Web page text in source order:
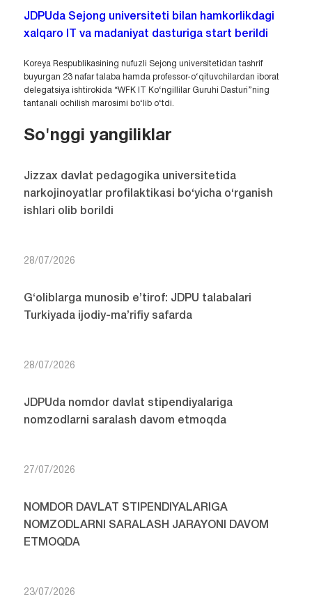
JDPUda Sejong universiteti bilan hamkorlikdagi
xalqaro IT va madaniyat dasturiga start berildi
Koreya Respublikasining nufuzli Sejong universitetidan tashrif
buyurgan 23 nafar talaba hamda professor-o‘qituvchilardan iborat
delegatsiya ishtirokida “WFK IT Ko‘ngillilar Guruhi Dasturi”ning
tantanali ochilish marosimi bo‘lib o‘tdi.
So'nggi yangiliklar
Jizzax davlat pedagogika universitetida
narkojinoyatlar profilaktikasi bo‘yicha o‘rganish
ishlari olib borildi
28/07/2026
G‘oliblarga munosib e’tirof: JDPU talabalari
Turkiyada ijodiy-ma’rifiy safarda
28/07/2026
JDPUda nomdor davlat stipendiyalariga
nomzodlarni saralash davom etmoqda
27/07/2026
NOMDOR DAVLAT STIPENDIYALARIGA
NOMZODLARNI SARALASH JARAYONI DAVOM
ETMOQDA
23/07/2026